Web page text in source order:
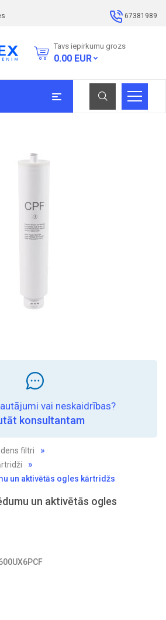
67381989
Tavs iepirkumu grozs
0.00 EUR
vai neskaidrības?
konsultantam
filtri
un aktivētās ogles kārtridžs
un aktivētās ogles